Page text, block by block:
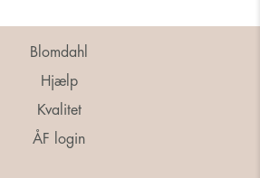
Blomdahl
Hjælp
Kvalitet
ÅF login